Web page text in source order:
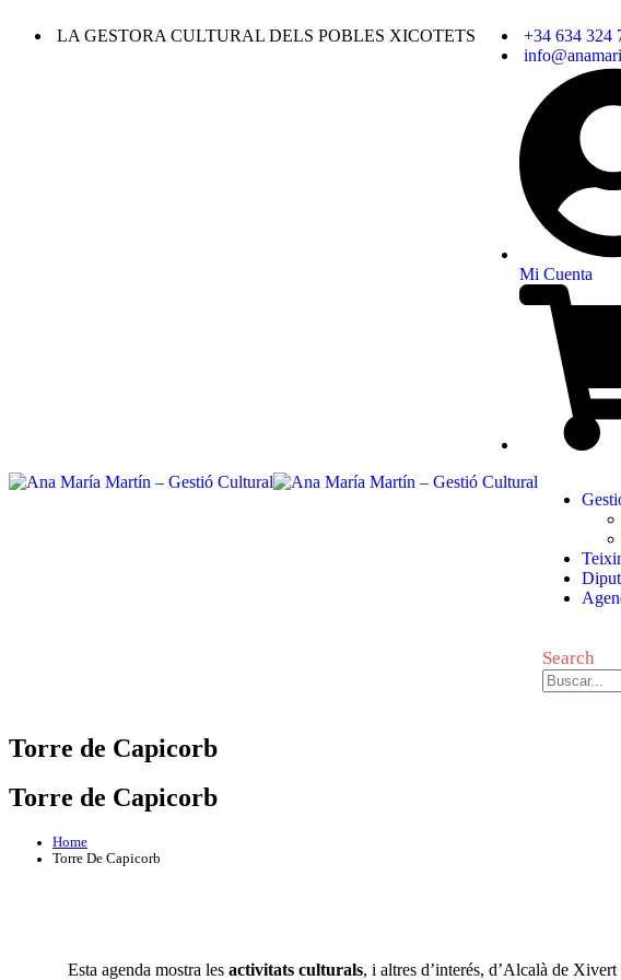
LA GESTORA CULTURAL DELS POBLES XICOTETS
+34 634 324
Mi Cuenta
Search
Torre de Capicorb
Torre de Capicorb
Home
Torre De Capicorb
Esta agenda mostra les activitats culturals, i altres d’interés, d’Alcalà de